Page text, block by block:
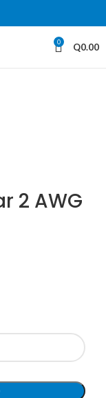
0 Q0.00
2 AWG